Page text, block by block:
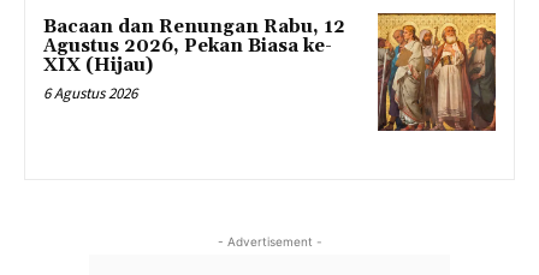
Bacaan dan Renungan Rabu, 12
Agustus 2026, Pekan Biasa ke-
XIX (Hijau)
6 Agustus 2026
- Advertisement -